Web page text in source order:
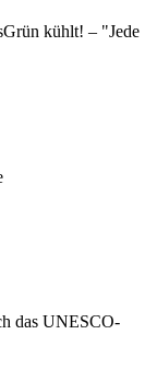
kühlt! – "Jede
das UNESCO-